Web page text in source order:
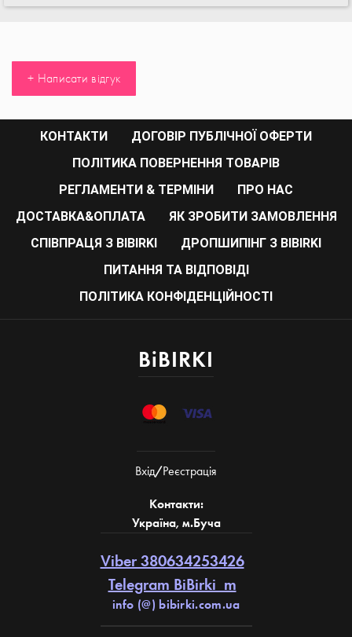
+ Написати відгук
КОНТАКТИ
ДОГОВІР ПУБЛІЧНОЇ ОФЕРТИ
ПОЛІТИКА ПОВЕРНЕННЯ ТОВАРІВ
РЕГЛАМЕНТИ & ТЕРМІНИ
ПРО НАС
ДОСТАВКА&ОПЛАТА
ЯК ЗРОБИТИ ЗАМОВЛЕННЯ
СПІВПРАЦЯ З BIBIRKI
ДРОПШИПІНГ З BIBIRKI
ПИТАННЯ ТА ВІДПОВІДІ
ПОЛІТИКА КОНФІДЕНЦІЙНОСТІ
BiBIRKI
Вхiд/Реєстрація
Контакти:
Україна, м.Буча
Viber 380634253426
Telegram BiBirki_m
info (@) bibirki.com.ua